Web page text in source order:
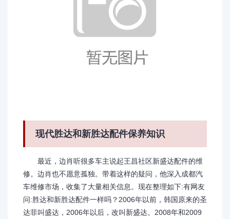
现代胜达和新胜达配件保养知识
最近，边肖听很多车主说起王昌社区新盛达配件的维
修。边肖也不愿意孤独。带着这样的疑问，他深入成都汽
车维修市场，收集了大量相关信息。现在整理如下:有网友
问:胜达和新胜达配件一样吗？2006年以前，韩国原来的圣
达菲叫盛达，2006年以后，改叫新盛达。2008年和2009